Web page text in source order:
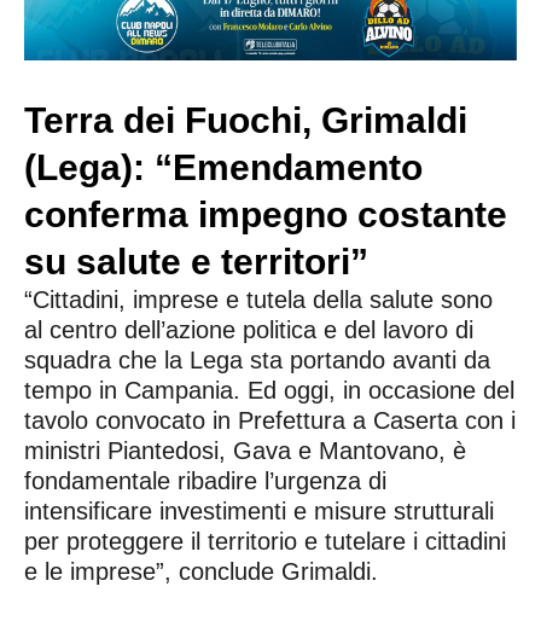
Terra dei Fuochi, Grimaldi
(Lega): “Emendamento
conferma impegno costante
su salute e territori”
“Cittadini, imprese e tutela della salute sono
al centro dell’azione politica e del lavoro di
squadra che la Lega sta portando avanti da
tempo in Campania. Ed oggi, in occasione del
tavolo convocato in Prefettura a Caserta con i
ministri Piantedosi, Gava e Mantovano, è
fondamentale ribadire l’urgenza di
intensificare investimenti e misure strutturali
per proteggere il territorio e tutelare i cittadini
e le imprese”, conclude Grimaldi.